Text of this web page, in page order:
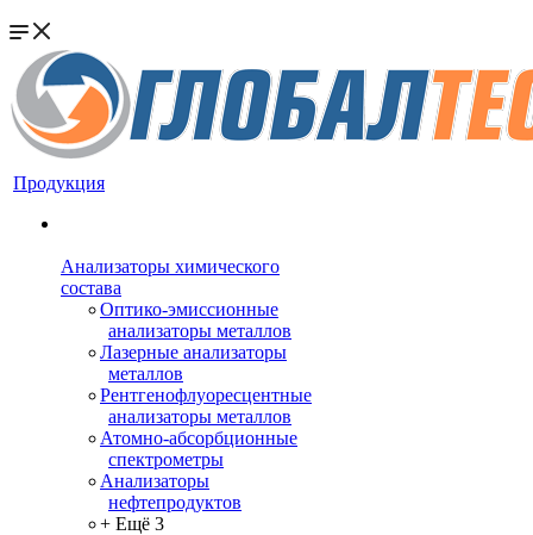
Продукция
Анализаторы химического
состава
Оптико-эмиссионные
анализаторы металлов
Лазерные анализаторы
металлов
Рентгенофлуоресцентные
анализаторы металлов
Атомно-абсорбционные
спектрометры
Анализаторы
нефтепродуктов
+ Ещё 3